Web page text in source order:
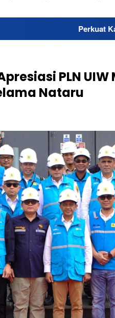
Perkuat Karakter Generasi
PLN
Nataru